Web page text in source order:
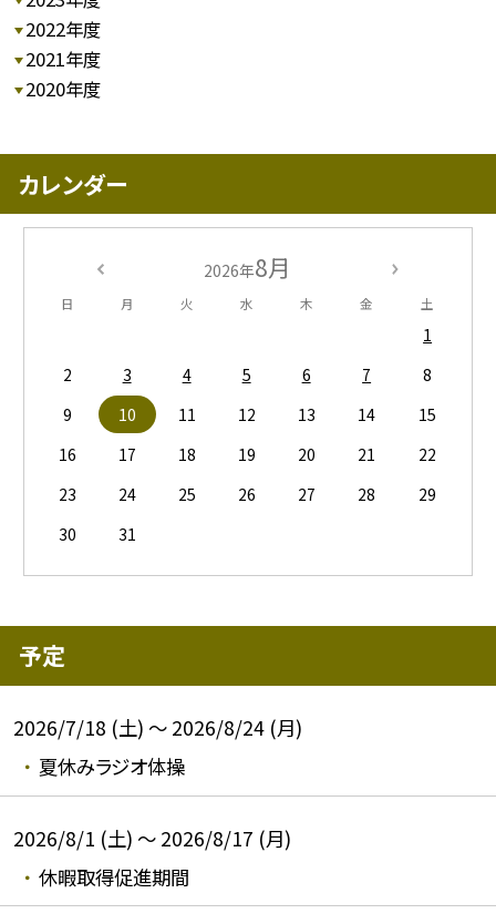
2022年度
2021年度
2020年度
カレンダー
2026年8月
日 月 火 水 木 金 土
1
2
3 4 5 6 7
8
9
10 11 12 13 14
15
16
17 18 19 20 21
22
23
24 25 26 27 28
29
30
31
予定
2026/7/18 (土) ～ 2026/8/24 (月)
夏休みラジオ体操
2026/8/1 (土) ～ 2026/8/17 (月)
休暇取得促進期間